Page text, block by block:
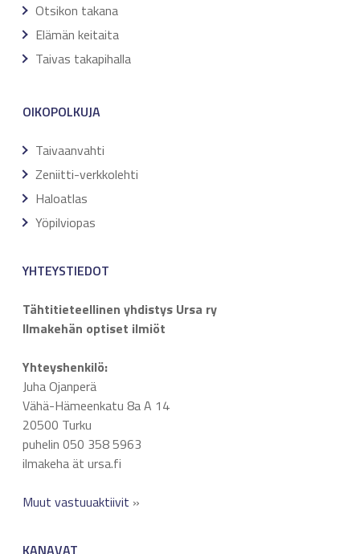
Otsikon takana
Elämän keitaita
Taivas takapihalla
OIKOPOLKUJA
Taivaanvahti
Zeniitti-verkkolehti
Haloatlas
Yöpilviopas
YHTEYSTIEDOT
Tähtitieteellinen yhdistys Ursa ry
Ilmakehän optiset ilmiöt
Yhteyshenkilö:
Juha Ojanperä
Vähä-Hämeenkatu 8a A 14
20500 Turku
puhelin 050 358 5963
ilmakeha ät ursa.fi
Muut vastuuaktiivit »
KANAVAT